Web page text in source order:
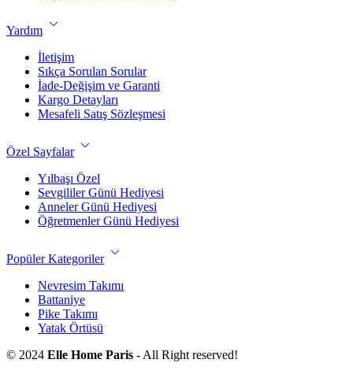
Yardım
İletişim
Sıkça Sorulan Sorular
İade-Değişim ve Garanti
Kargo Detayları
Mesafeli Satış Sözleşmesi
Özel Sayfalar
Yılbaşı Özel
Sevgililer Günü Hediyesi
Anneler Günü Hediyesi
Öğretmenler Günü Hediyesi
Popüler Kategoriler
Nevresim Takımı
Battaniye
Pike Takımı
Yatak Örtüsü
© 2024 Elle Home Paris - All Right reserved!